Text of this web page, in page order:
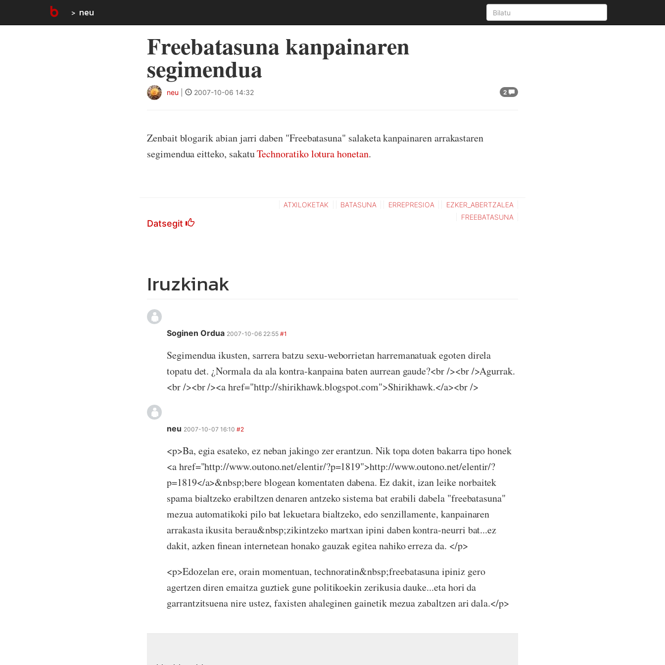
neu
Freebatasuna kanpainaren
segimendua
neu 2007-10-06 14:32 2
Zenbait blogarik abian jarri daben "Freebatasuna" salaketa kanpainaren arrakastaren
segimendua eitteko, sakatuTechnoratiko lotura honetan.
Datsegit
ATXILOKETAK BATASUNA ERREPRESIOA
EZKER_ABERTZALEA
FREEBATASUNA
Iruzkinak
Soginen Ordua 2007-10-06 22:55 #1
Segimendua ikusten, sarrera batzu sexu-weborrietan harremanatuak egoten direla
topatu det. ¿Normala da ala kontra-kanpaina baten aurrean gaude?<br /><br />Agurrak.
<br /><br /><a href="http://shirikhawk.blogspot.com">Shirikhawk.</a><br />
neu 2007-10-07 16:10 #2
<p>Ba, egia esateko, ez neban jakingo zer erantzun. Nik topa doten bakarra tipo honek
<a href="http://www.outono.net/elentir/?p=1819">http://www.outono.net/elentir/?
p=1819</a>&nbsp;bere blogean komentaten dabena. Ez dakit, izan leike norbaitek
spama bialtzeko erabiltzen denaren antzeko sistema bat erabili dabela "freebatasuna"
mezua automatikoki pilo bat lekuetara bialtzeko, edo senzillamente, kanpainaren
arrakasta ikusita berau&nbsp;zikintzeko martxan ipini daben kontra-neurri bat...ez
dakit, azken finean internetean honako gauzak egitea nahiko erreza da. </p>
<p>Edozelan ere, orain momentuan, technoratin&nbsp;freebatasuna ipiniz gero
agertzen diren emaitza guztiek gune politikoekin zerikusia dauke...eta hori da
garrantzitsuena nire ustez, faxisten ahaleginen gainetik mezua zabaltzen ari dala.</p>